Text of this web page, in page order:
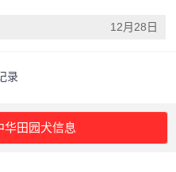
12月28日
录
华田园犬信息